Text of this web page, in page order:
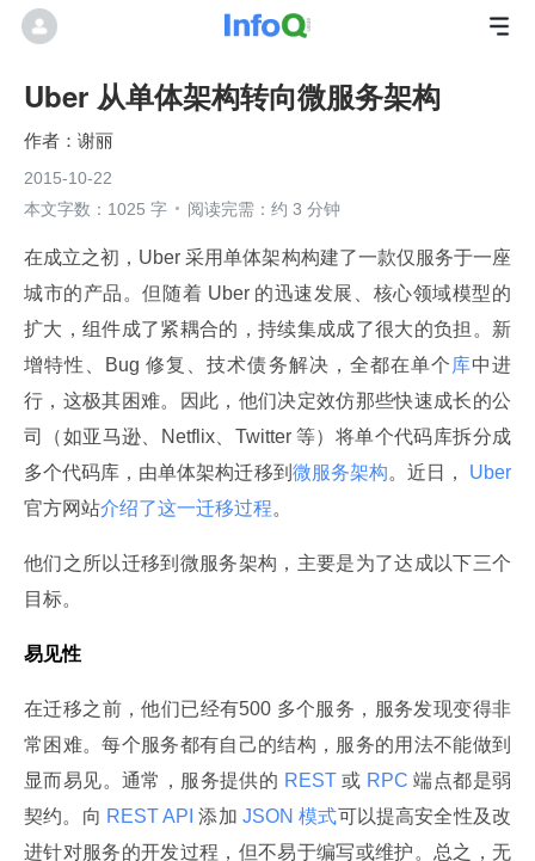
Uber 从单体架构转向微服务架构
谢丽
2015-10-22
本文字数：1025 字
阅读完需：约 3 分钟
在成立之初，Uber 采用单体架构构建了一款仅服务于一座
城市的产品。但随着 Uber 的迅速发展、核心领域模型的
扩大，组件成了紧耦合的，持续集成成了很大的负担。新
增特性、Bug 修复、技术债务解决，全都在单个 库中进
行，这极其困难。因此，他们决定效仿那些快速成长的公
司（如亚马逊、Netflix、Twitter 等）将单个代码库拆分成
多个代码库，由单体架构迁移到 微服务架构。近日，
官方网站介绍了这一迁移过程。
他们之所以迁移到微服务架构，主要是为了达成以下三个
目标。
易见性
在迁移之前，他们已经有500 多个服务，服务发现变得非
常困难。每个服务都有自己的结构，服务的用法不能做到
显而易见。通常，服务提供的 REST 或 RPC 端点都是弱
契约。向 REST API 添加 JSON 模式可以提高安全性及改
进针对服务的开发过程，但不易于编写或维护。总之，无